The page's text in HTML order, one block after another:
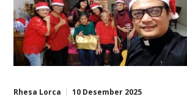
Rhesa Lorca
10 Desember 2025